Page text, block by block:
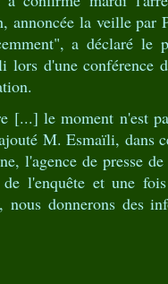
annoncée la veille par
a déclaré le
d'une conférence
[...] le moment n'est
M. Esmaïli, dans
l'agence de presse
l'enquête et une
donnerons des